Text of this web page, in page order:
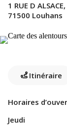
1 RUE D ALSACE,
71500 Louhans
Itinéraire
Horaires
Jeudi